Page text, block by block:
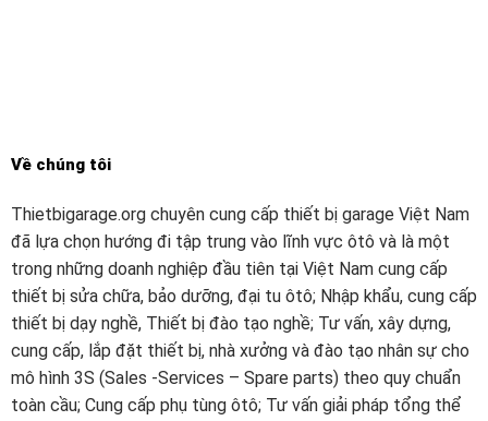
Về chúng tôi
Thietbigarage.org chuyên cung cấp thiết bị garage Việt Nam
đã lựa chọn hướng đi tập trung vào lĩnh vực ôtô và là một
trong những doanh nghiệp đầu tiên tại Việt Nam cung cấp
thiết bị sửa chữa, bảo dưỡng, đại tu ôtô; Nhập khẩu, cung cấp
thiết bị dạy nghề, Thiết bị đào tạo nghề; Tư vấn, xây dựng,
cung cấp, lắp đặt thiết bị, nhà xưởng và đào tạo nhân sự cho
mô hình 3S (Sales -Services – Spare parts) theo quy chuẩn
toàn cầu; Cung cấp phụ tùng ôtô; Tư vấn giải pháp tổng thể